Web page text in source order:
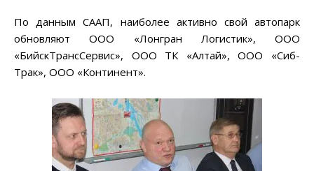
По данным СААП, наиболее активно свой автопарк
обновляют ООО «Лонгран Логистик», ООО
«БийскТрансСервис», ООО ТК «Алтай», ООО «Сиб-
Трак», ООО «Континент».